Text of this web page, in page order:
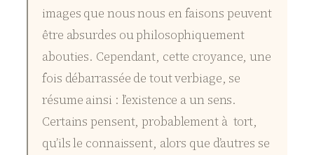
images que nous nous en faisons peuvent
être absurdes ou philosophiquement
abouties. Cependant, cette croyance, une
fois débarrassée de tout verbiage, se
résume ainsi : l’existence a un sens.
Certains pensent, probablement à tort,
qu’ils le connaissent, alors que d’autres se